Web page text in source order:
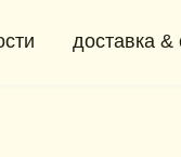
доставка & оплата